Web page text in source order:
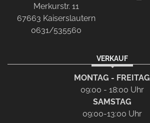
Merkurstr. 11
67663 Kaiserslautern
0631/535560
VERKAUF
MONTAG - FREITAG
09:00 - 18:00 Uhr
SAMSTAG
09:00-13:00 Uhr